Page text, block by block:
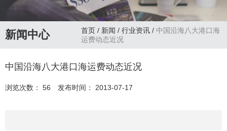
新闻中心 首页 / 新闻 / 行业资讯 / 中国沿海八大港口海
运费动态近况
中国沿海八大港口海运费动态近况
浏览次数： 56 发布时间： 2013-07-17